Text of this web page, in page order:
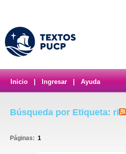
Inicio Ingresar Ayuda
Búsqueda por Etiqueta: ri
Páginas: 1